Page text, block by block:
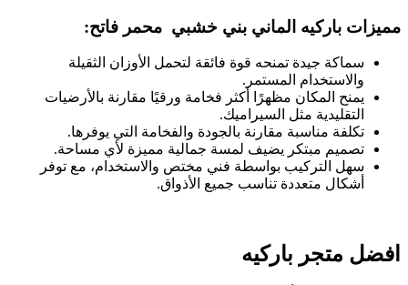
مميزات باركيه الماني بني خشبي محمر فاتح:
سماكة جيدة تمنحه قوة فائقة لتحمل الأوزان الثقيلة
والاستخدام المستمر.
يمنح المكان مظهرًا أكثر فخامة ورقيًا مقارنة بالأرضيات
التقليدية مثل السيراميك.
تكلفة مناسبة مقارنة بالجودة والفخامة التي يوفرها.
تصميم مبتكر يضيف لمسة جمالية مميزة لأي مساحة.
سهل التركيب بواسطة فني مختص والاستخدام، مع توفر
أشكال متعددة تناسب جميع الأذواق.
افضل متجر باركيه